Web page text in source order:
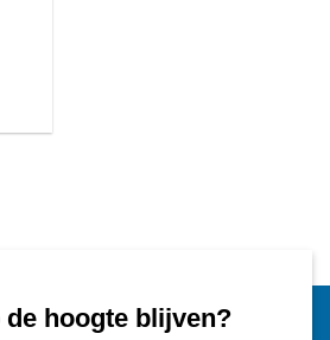
hoogte blijven?